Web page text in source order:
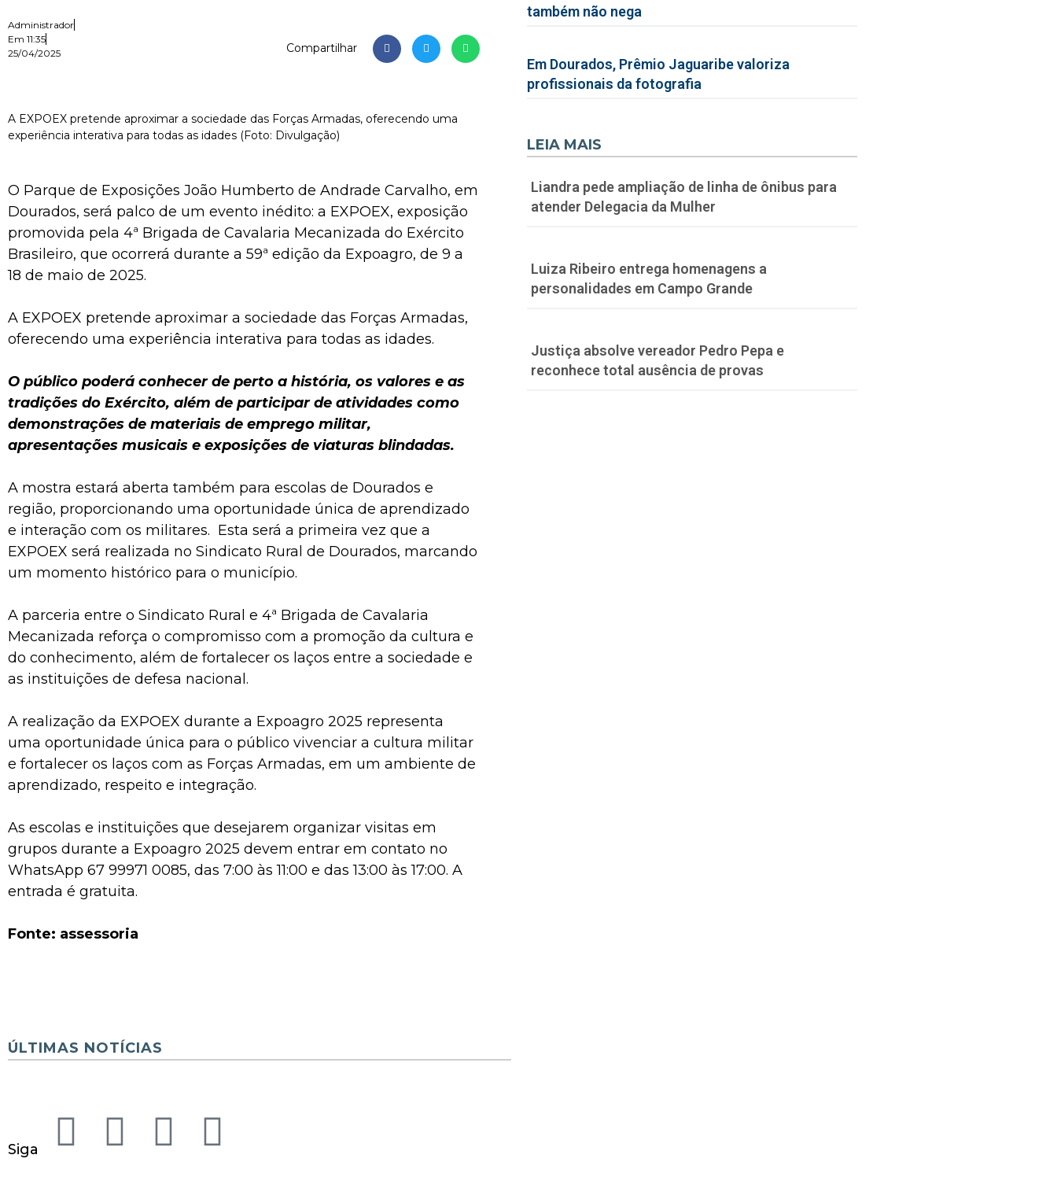
Administrador
Em 11:35
25/04/2025
Compartilhar
A EXPOEX pretende aproximar a sociedade das Forças Armadas, oferecendo uma
experiência interativa para todas as idades (Foto: Divulgação)
O Parque de Exposições João Humberto de Andrade Carvalho, em
Dourados, será palco de um evento inédito: a EXPOEX, exposição
promovida pela 4ª Brigada de Cavalaria Mecanizada do Exército
Brasileiro, que ocorrerá durante a 59ª edição da Expoagro, de 9 a
18 de maio de 2025.
A EXPOEX pretende aproximar a sociedade das Forças Armadas,
oferecendo uma experiência interativa para todas as idades.
O público poderá conhecer de perto a história, os valores e as
tradições do Exército, além de participar de atividades como
demonstrações de materiais de emprego militar,
apresentações musicais e exposições de viaturas blindadas.
A mostra estará aberta também para escolas de Dourados e
região, proporcionando uma oportunidade única de aprendizado
e interação com os militares. Esta será a primeira vez que a
EXPOEX será realizada no Sindicato Rural de Dourados, marcando
um momento histórico para o município.
A parceria entre o Sindicato Rural e 4ª Brigada de Cavalaria
Mecanizada reforça o compromisso com a promoção da cultura e
do conhecimento, além de fortalecer os laços entre a sociedade e
as instituições de defesa nacional.
A realização da EXPOEX durante a Expoagro 2025 representa
uma oportunidade única para o público vivenciar a cultura militar
e fortalecer os laços com as Forças Armadas, em um ambiente de
aprendizado, respeito e integração.
As escolas e instituições que desejarem organizar visitas em
grupos durante a Expoagro 2025 devem entrar em contato no
WhatsApp 67 99971 0085, das 7:00 às 11:00 e das 13:00 às 17:00. A
entrada é gratuita.
Fonte: assessoria
também não nega
Em Dourados, Prêmio Jaguaribe valoriza
profissionais da fotografia
LEIA MAIS
Liandra pede ampliação de linha de ônibus para
atender Delegacia da Mulher
Luiza Ribeiro entrega homenagens a
personalidades em Campo Grande
Justiça absolve vereador Pedro Pepa e
reconhece total ausência de provas
ÚLTIMAS NOTÍCIAS
Siga